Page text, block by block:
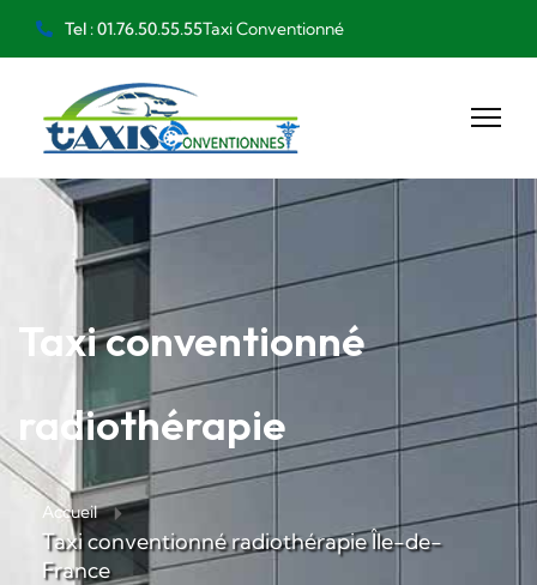
Tel : 01.76.50.55.55Taxi Conventionné
Taxi conventionné
radiothérapie
Accueil
Taxi conventionné radiothérapie Île-de-
France